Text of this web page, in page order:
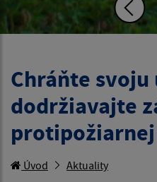
Chráňte svoju
dodržiavajte
Úvod Aktuality